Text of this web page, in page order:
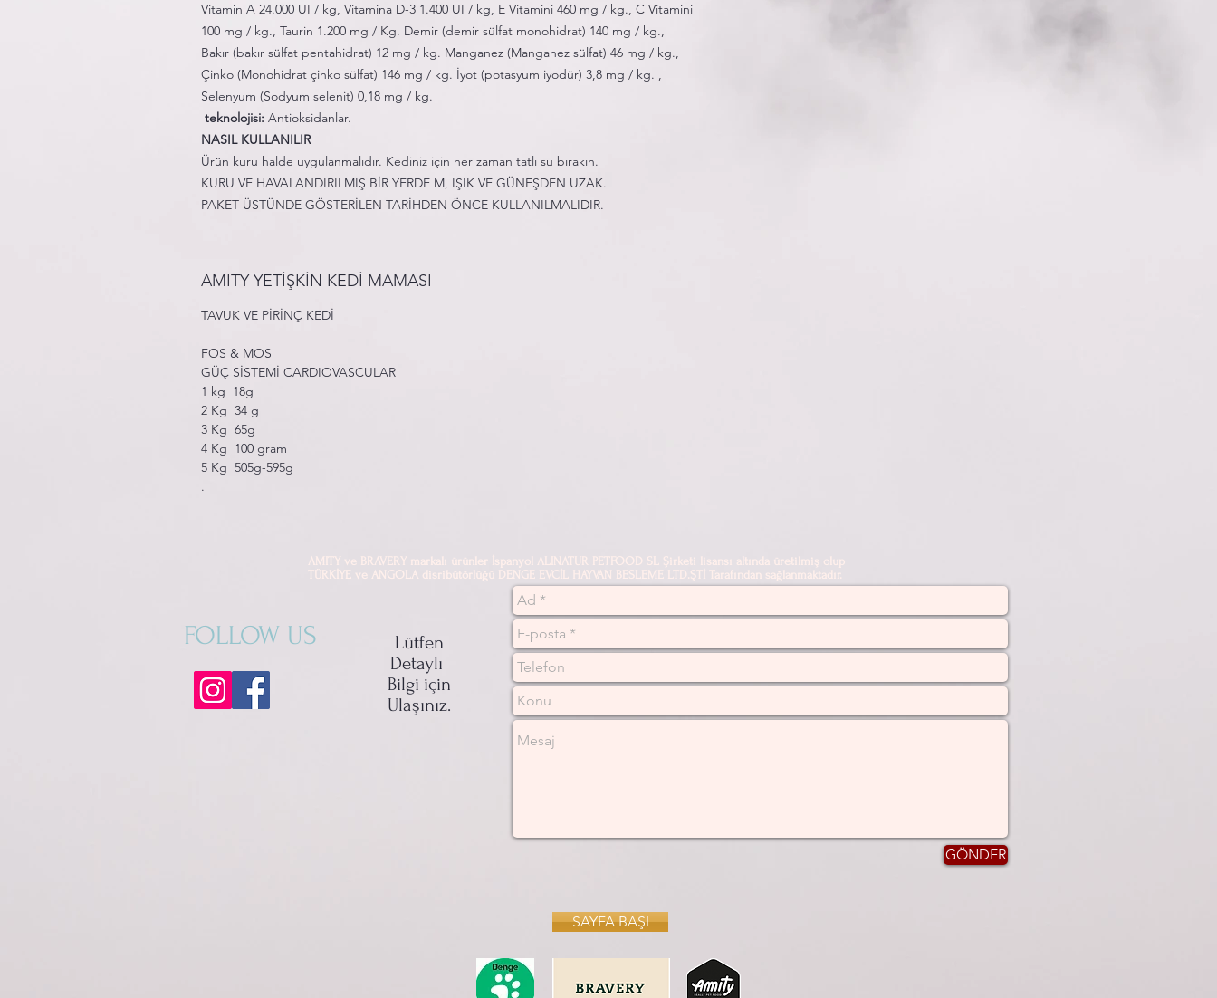
Vitamin A 24.000 UI / kg, Vitamina D-3 1.400 UI / kg, E Vitamini 460 mg / kg., C Vitamini
100 mg / kg., Taurin 1.200 mg / Kg. Demir (demir sülfat monohidrat) 140 mg / kg.,
Bakır (bakır sülfat pentahidrat) 12 mg / kg. Manganez (Manganez sülfat) 46 mg / kg.,
Çinko (Monohidrat çinko sülfat) 146 mg / kg. İyot (potasyum iyodür) 3,8 mg / kg. ,
Selenyum (Sodyum selenit) 0,18 mg / kg.
teknolojisi: Antioksidanlar.
NASIL KULLANILIR
Ürün kuru halde uygulanmalıdır. Kediniz için her zaman tatlı su bırakın.
KURU VE HAVALANDIRILMIŞ BİR YERDE M, IŞIK VE GÜNEŞDEN UZAK.
PAKET ÜSTÜNDE GÖSTERİLEN TARİHDEN ÖNCE KULLANILMALIDIR.
AMITY YETİŞKİN KEDİ MAMASI
TAVUK VE PİRİNÇ KEDİ
FOS & MOS
GÜÇ SİSTEMİ CARDIOVASCULAR
1 kg 18g
2 Kg 34 g
3 Kg 65g
4 Kg 100 gram
5 Kg 505g-595g
.
AMITY ve BRAVERY markalı ürünler İspanyol ALINATUR PETFOOD SL Şirketi lisansı altında üretilmiş olup
TÜRKİYE ve ANGOLA disribütörlüğü DENGE EVCİL HAYVAN BESLEME LTD.ŞTİ Tarafından sağlanmaktadır.
FOLLOW US
Lütfen
Detaylı
Bilgi için
Ulaşınız.
GÖNDER
SAYFA BAŞI